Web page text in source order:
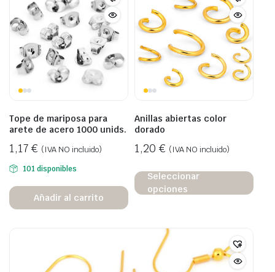
Tope de mariposa para
arete de acero 1000 unids.
1,17 € (IVA NO incluido)
101 disponibles
Añadir al carrito
Anillas abiertas color
dorado
1,20 € (IVA NO incluido)
Seleccionar
opciones